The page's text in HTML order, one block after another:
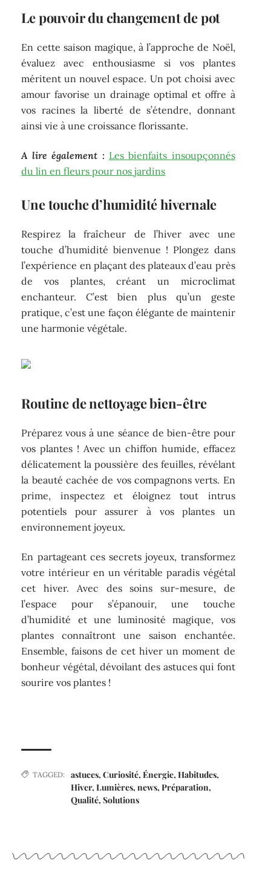
Le pouvoir du changement de pot
En cette saison magique, à l’approche de Noël,
évaluez avec enthousiasme si vos plantes
méritent un nouvel espace. Un pot choisi avec
amour favorise un drainage optimal et offre à
vos racines la liberté de s’étendre, donnant
ainsi vie à une croissance florissante.
A lire également : Les bienfaits insoupçonnés
du lin en fleurs pour nos jardins
Une touche d’humidité hivernale
Respirez la fraîcheur de l’hiver avec une
touche d’humidité bienvenue ! Plongez dans
l’expérience en plaçant des plateaux d’eau près
de vos plantes, créant un microclimat
enchanteur. C’est bien plus qu’un geste
pratique, c’est une façon élégante de maintenir
une harmonie végétale.
Routine de nettoyage bien-être
Préparez vous à une séance de bien-être pour
vos plantes ! Avec un chiffon humide, effacez
délicatement la poussière des feuilles, révélant
la beauté cachée de vos compagnons verts. En
prime, inspectez et éloignez tout intrus
potentiels pour assurer à vos plantes un
environnement joyeux.
En partageant ces secrets joyeux, transformez
votre intérieur en un véritable paradis végétal
cet hiver. Avec des soins sur-mesure, de
l’espace pour s’épanouir, une touche
d’humidité et une luminosité magique, vos
plantes connaîtront une saison enchantée.
Ensemble, faisons de cet hiver un moment de
bonheur végétal, dévoilant des astuces qui font
sourire vos plantes !
TAGGED: astuces,Curiosité,Énergie,Habitudes,
Hiver,Lumières,news,Préparation,
Qualité,Solutions